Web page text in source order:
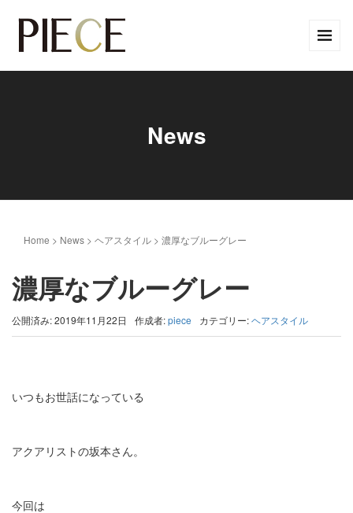
News
Home > News > ヘアスタイル > 濃厚なブルーグレー
濃厚なブルーグレー
公開済み: 2019年11月22日 作成者:piece カテゴリー:ヘアスタイル
いつもお世話になっている
アクアリストの坂本さん。
今回は